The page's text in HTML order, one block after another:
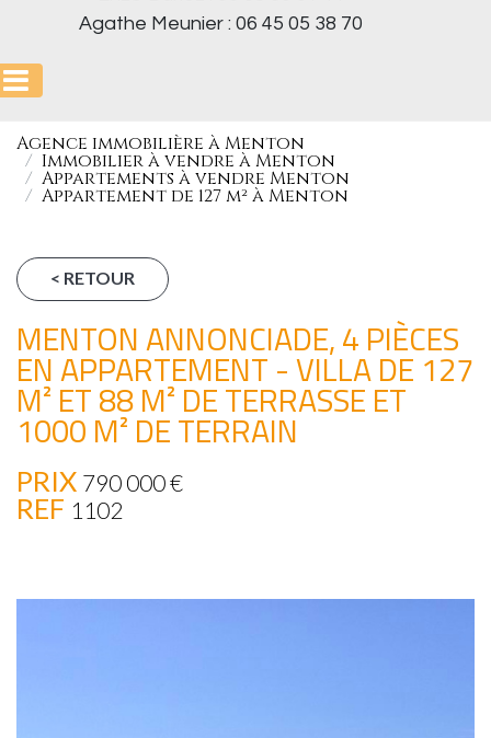
Agathe Meunier : 06 45 05 38 70
Agence immobilière à Menton
Immobilier à vendre à Menton
Appartements à vendre Menton
Appartement de 127 m² à Menton
< RETOUR
MENTON ANNONCIADE, 4 PIÈCES
EN APPARTEMENT - VILLA DE 127
M² ET 88 M² DE TERRASSE ET
1000 M² DE TERRAIN
PRIX 790 000€
REF 1102